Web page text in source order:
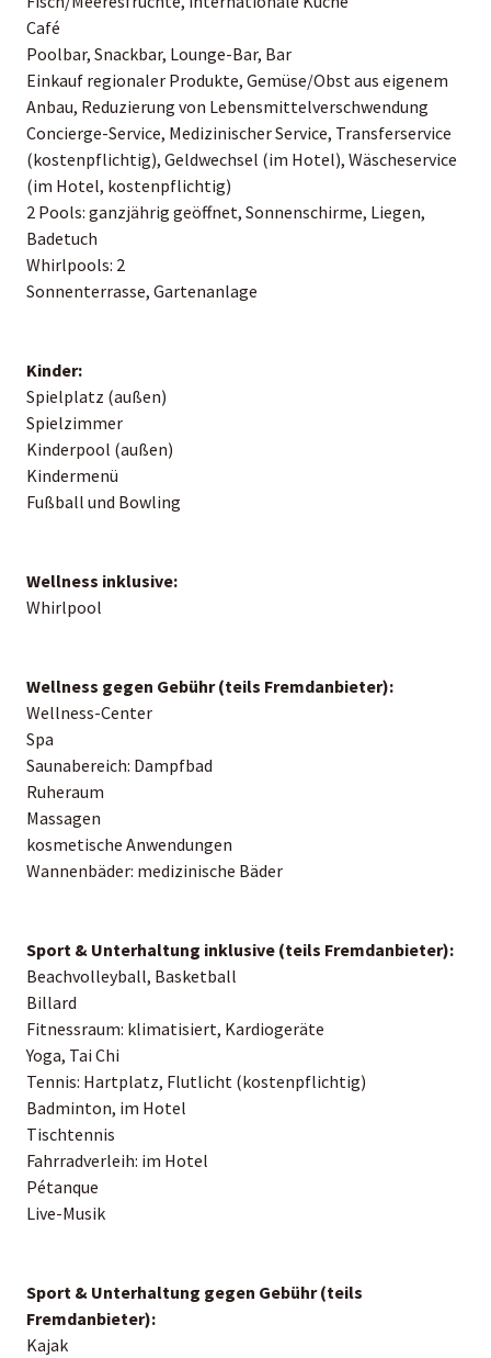
Café
Poolbar, Snackbar, Lounge-Bar, Bar
Einkauf regionaler Produkte, Gemüse/Obst aus eigenem
Anbau, Reduzierung von Lebensmittelverschwendung
Concierge-Service, Medizinischer Service, Transferservice
(kostenpflichtig), Geldwechsel (im Hotel), Wäscheservice
(im Hotel, kostenpflichtig)
2 Pools: ganzjährig geöffnet, Sonnenschirme, Liegen,
Badetuch
Whirlpools: 2
Sonnenterrasse, Gartenanlage
Kinder:
Spielplatz (außen)
Spielzimmer
Kinderpool (außen)
Kindermenü
Fußball und Bowling
Wellness inklusive:
Whirlpool
Wellness gegen Gebühr (teils Fremdanbieter):
Wellness-Center
Spa
Saunabereich: Dampfbad
Ruheraum
Massagen
kosmetische Anwendungen
Wannenbäder: medizinische Bäder
Sport & Unterhaltung inklusive (teils Fremdanbieter):
Beachvolleyball, Basketball
Billard
Fitnessraum: klimatisiert, Kardiogeräte
Yoga, Tai Chi
Tennis: Hartplatz, Flutlicht (kostenpflichtig)
Badminton, im Hotel
Tischtennis
Fahrradverleih: im Hotel
Pétanque
Live-Musik
Sport & Unterhaltung gegen Gebühr (teils
Fremdanbieter):
Kajak